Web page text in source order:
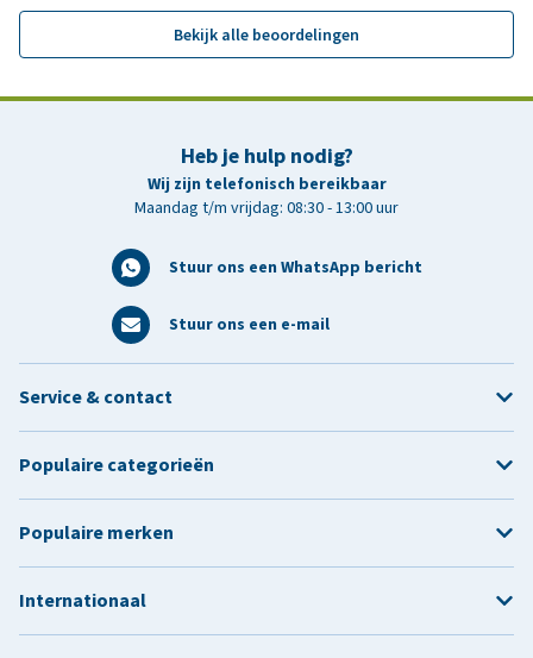
Bekijk alle beoordelingen
Heb je hulp nodig?
Wij zijn telefonisch bereikbaar
Maandag t/m vrijdag: 08:30 - 13:00 uur
Stuur ons een WhatsApp bericht
Stuur ons een e-mail
Service & contact
Populaire categorieën
Populaire merken
Internationaal